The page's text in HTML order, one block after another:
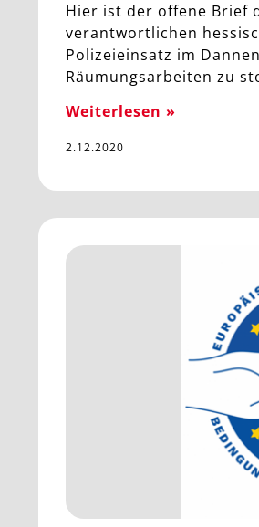
Hier ist der offene Brief
verantwortlichen
Polizeieinsatz im
Räumungsarbeiten zu
Weiterlesen »
2.12.2020